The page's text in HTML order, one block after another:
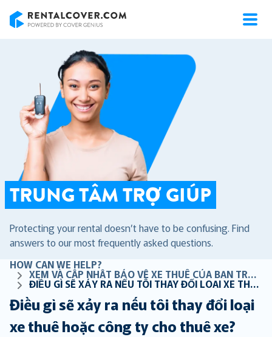
TRUNG TÂM TRỢ GIÚP
Protecting your rental doesn’t have to be confusing. Find
answers to our most frequently asked questions.
HOW CAN WE HELP?
XEM VÀ CẬP NHẬT BẢO VỆ XE THUÊ CỦA BẠN TRỰC TUYẾN
ĐIỀU GÌ SẼ XẢY RA NẾU TÔI THAY ĐỔI LOẠI XE THUÊ HOẶC CÔNG TY CHO THUÊ XE?
Điều gì sẽ xảy ra nếu tôi thay đổi loại
xe thuê hoặc công ty cho thuê xe?